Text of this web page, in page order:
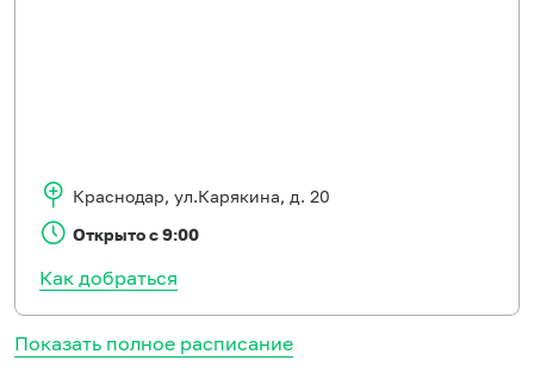
Показать полное расписание
Краснодар, ул.Карякина, д. 20
Открыто с 9:00
Как добраться